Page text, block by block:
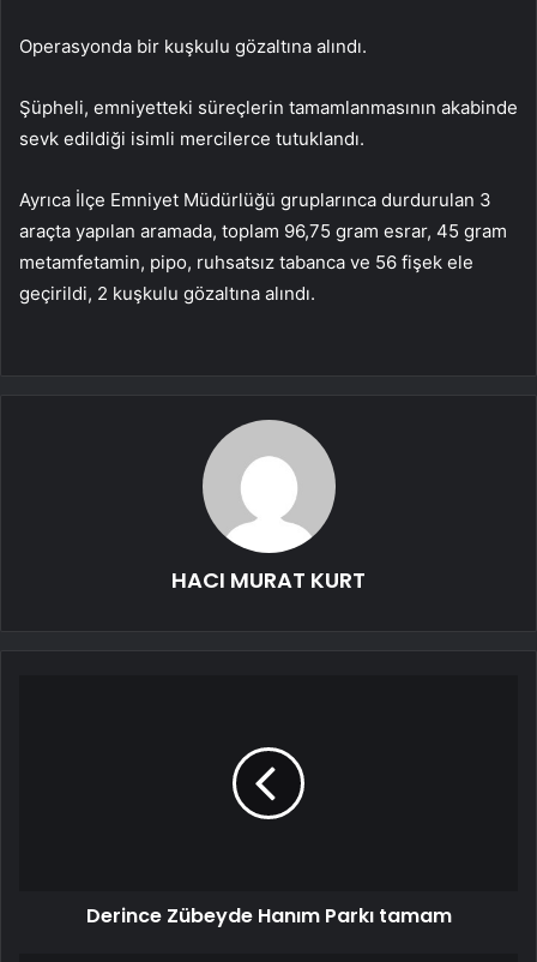
Operasyonda bir kuşkulu gözaltına alındı.
Şüpheli, emniyetteki süreçlerin tamamlanmasının akabinde
sevk edildiği isimli mercilerce tutuklandı.
Ayrıca İlçe Emniyet Müdürlüğü gruplarınca durdurulan 3
araçta yapılan aramada, toplam 96,75 gram esrar, 45 gram
metamfetamin, pipo, ruhsatsız tabanca ve 56 fişek ele
geçirildi, 2 kuşkulu gözaltına alındı.
HACI MURAT KURT
Derince Zübeyde Hanım Parkı tamam